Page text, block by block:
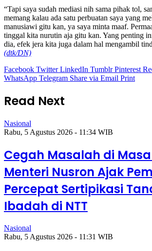
“Tapi saya sudah mediasi nih sama pihak tol,
memang kalau ada satu perbuatan saya yang
manusiawi gitu kan, ya saya minta maaf.
tinggal kita nurutin aja gitu kan. Yang penting
dia, efek jera kita juga dalam hal mengambil
(dtk/DN)
Facebook Twitter LinkedIn Tumblr Pinterest
WhatsApp Telegram Share via Email Print
Read Next
Nasional
Rabu, 5 Agustus 2026 - 11:34 WIB
Cegah Masalah di
Menteri Nusron Ajak
Percepat Sertipikasi
Ibadah di NTT
Nasional
Rabu, 5 Agustus 2026 - 11:31 WIB